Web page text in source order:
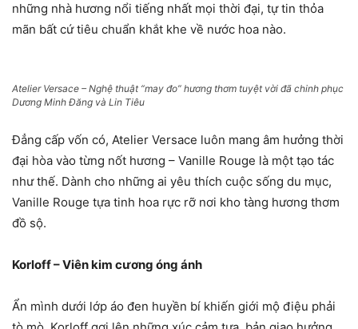
những nhà hương nổi tiếng nhất mọi thời đại, tự tin thỏa
mãn bất cứ tiêu chuẩn khắt khe về nước hoa nào.
Atelier Versace – Nghệ thuật “may đo” hương thơm tuyệt vời đã chinh phục
Dương Minh Đăng và Lin Tiêu
Đẳng cấp vốn có, Atelier Versace luôn mang âm hưởng thời
đại hòa vào từng nốt hương – Vanille Rouge là một tạo tác
như thế. Dành cho những ai yêu thích cuộc sống du mục,
Vanille Rouge tựa tinh hoa rực rỡ nơi kho tàng hương thơm
đồ sộ.
Korloff – Viên kim cương óng ánh
Ẩn mình dưới lớp áo đen huyền bí khiến giới mộ điệu phải